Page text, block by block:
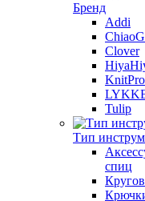
Бренд
Addi
Clover
KnitPro
Tulip
Тип
спиц